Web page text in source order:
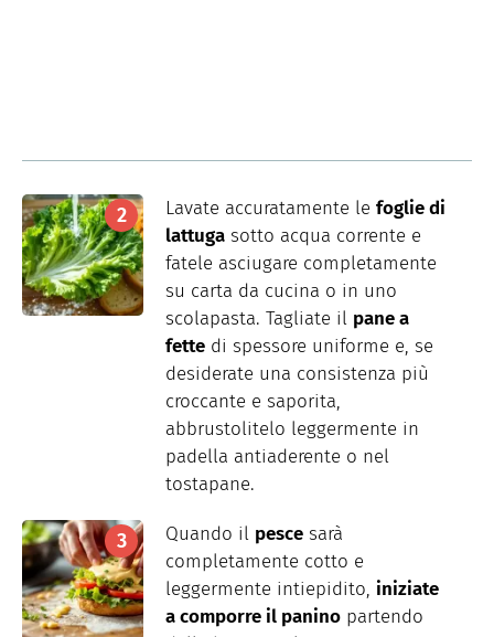
Lavate accuratamente le foglie di
lattuga sotto acqua corrente e
fatele asciugare completamente
su carta da cucina o in uno
scolapasta. Tagliate il pane a
fette di spessore uniforme e, se
desiderate una consistenza più
croccante e saporita,
abbrustolitelo leggermente in
padella antiaderente o nel
tostapane.
Quando il pesce sarà
completamente cotto e
leggermente intiepidito, iniziate
a comporre il panino partendo